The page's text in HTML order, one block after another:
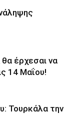
έρχεσαι να
14 Μαΐου!
Τουρκάλα την